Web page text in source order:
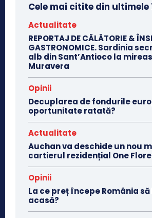
Cele mai citite din ultimele
Actualitate
REPORTAJ DE CĂLĂTORIE &
GASTRONOMICE. Sardinia
alb din Sant’Antioco la
Muravera
Opinii
Decuplarea de fondurile
oportunitate ratată?
Actualitate
Auchan va deschide un nou
cartierul rezidențial One
Opinii
La ce preț începe România
acasă?